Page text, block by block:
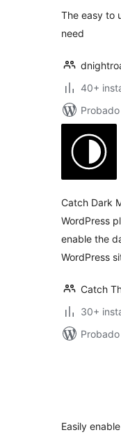
The easy to
need
40+
Probado
Catch Dark
WordPress
enable the
WordPress
Catch
30+
Easily